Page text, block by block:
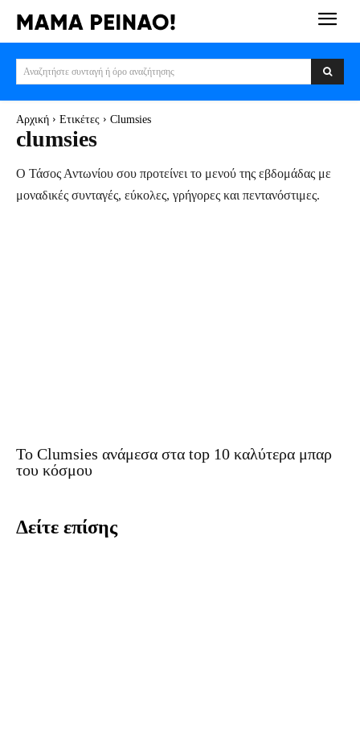
Αναζητήστε συνταγή ή όρο αναζήτησης
Αρχική Ετικέτες Clumsies
clumsies
Ο Τάσος Αντωνίου σου προτείνει το μενού της εβδομάδας με
μοναδικές συνταγές, εύκολες, γρήγορες και πεντανόστιμες.
Το Clumsies ανάμεσα στα top 10 καλύτερα μπαρ
του κόσμου
Δείτε επίσης